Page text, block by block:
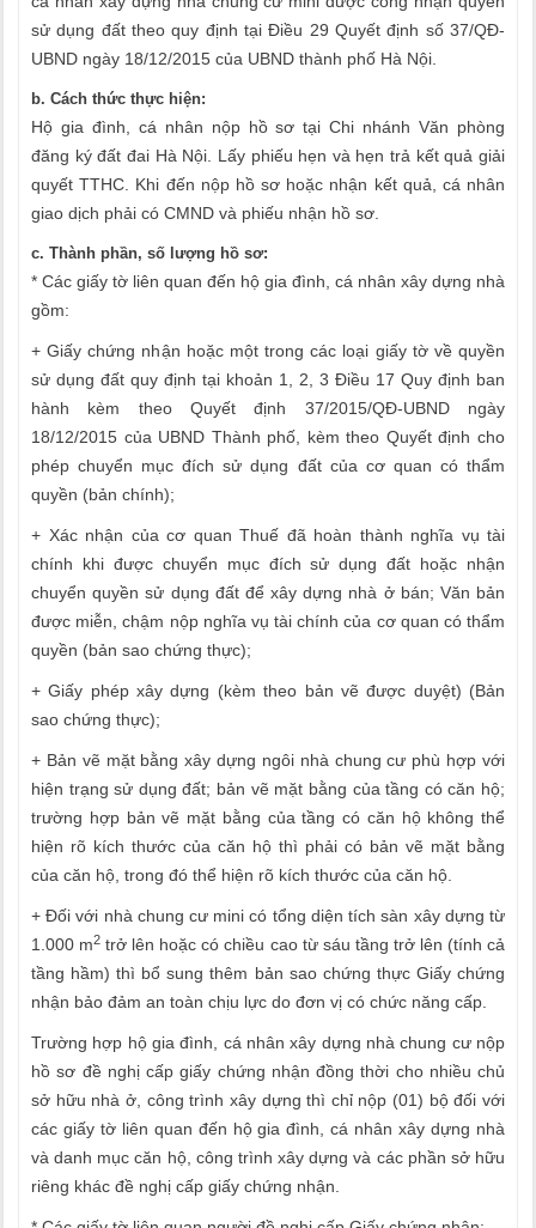
sử dụng đất theo quy định tại Điều 29 Quyết định số 37/QĐ-
UBND ngày 18/12/2015 của UBND thành phố Hà Nội.
b. Cách thức thực hiện:
Hộ gia đình, cá nhân nộp hồ sơ tại Chi nhánh Văn phòng
đăng ký đất đai Hà Nội. Lấy phiếu hẹn và hẹn trả kết quả giải
quyết TTHC. Khi đến nộp hồ sơ hoặc nhận kết quả, cá nhân
giao dịch phải có CMND và phiếu nhận hồ sơ.
c. Thành phần, số lượng hồ sơ:
* Các giấy tờ liên quan đến hộ gia đình, cá nhân xây dựng nhà
gồm:
+ Giấy chứng nhận hoặc một trong các loại giấy tờ về quyền
sử dụng đất quy định tại khoản 1, 2, 3 Điều 17 Quy định ban
hành kèm theo Quyết định 37/2015/QĐ-UBND ngày
18/12/2015 của UBND Thành phố, kèm theo Quyết định cho
phép chuyển mục đích sử dụng đất của cơ quan có thẩm
quyền (bản chính);
+ Xác nhận của cơ quan Thuế đã hoàn thành nghĩa vụ tài
chính khi được chuyển mục đích sử dụng đất hoặc nhận
chuyển quyền sử dụng đất để xây dựng nhà ở bán; Văn bản
được miễn, chậm nộp nghĩa vụ tài chính của cơ quan có thẩm
quyền (bản sao chứng thực);
+ Giấy phép xây dựng (kèm theo bản vẽ được duyệt) (Bản
sao chứng thực);
+ Bản vẽ mặt bằng xây dựng ngôi nhà chung cư phù hợp với
hiện trạng sử dụng đất; bản vẽ mặt bằng của tầng có căn hộ;
trường hợp bản vẽ mặt bằng của tầng có căn hộ không thể
hiện rõ kích thước của căn hộ thì phải có bản vẽ mặt bằng
của căn hộ, trong đó thể hiện rõ kích thước của căn hộ.
+ Đối với nhà chung cư mini có tổng diện tích sàn xây dựng từ
1.000 m2 trở lên hoặc có chiều cao từ sáu tầng trở lên (tính cả
tầng hầm) thì bổ sung thêm bản sao chứng thực Giấy chứng
nhận bảo đảm an toàn chịu lực do đơn vị có chức năng cấp.
Trường hợp hộ gia đình, cá nhân xây dựng nhà chung cư nộp
hồ sơ đề nghị cấp giấy chứng nhận đồng thời cho nhiều chủ
sở hữu nhà ở, công trình xây dựng thì chỉ nộp (01) bộ đối với
các giấy tờ liên quan đến hộ gia đình, cá nhân xây dựng nhà
và danh mục căn hộ, công trình xây dựng và các phần sở hữu
riêng khác đề nghị cấp giấy chứng nhận.